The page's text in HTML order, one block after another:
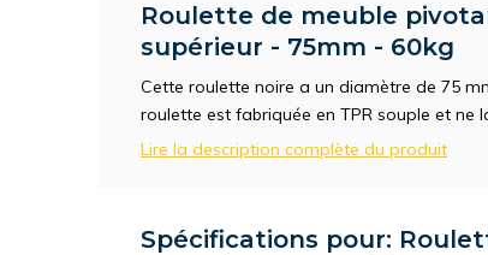
Roulette de meuble
supérieur - 75mm - 60kg
Cette roulette noire a un diamètre de 75
roulette est fabriquée en TPR souple et ne
Lire la description complète du produit
Spécifications pour: